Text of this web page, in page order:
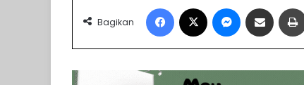
Bagikan
Facebook Messenger
Share via Email